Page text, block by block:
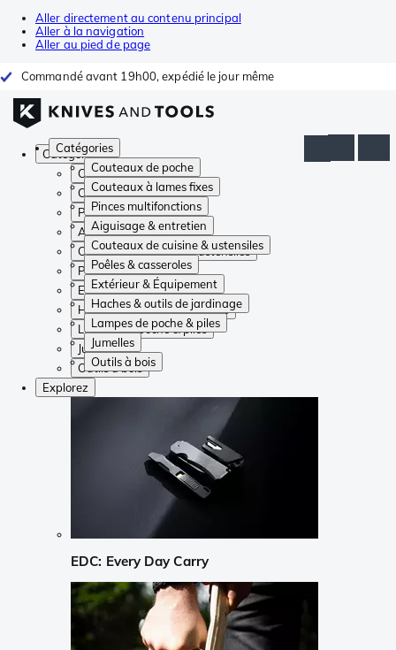
Aller directement au contenu principal
Aller à la navigation
Aller au pied de page
Commandé avant 19h00, expédié le jour même
Catégories
Couteaux de poche
Couteaux à lames fixes
Pinces multifonctions
Aiguisage & entretien
Couteaux de cuisine & ustensiles
Poêles & casseroles
Extérieur & Équipement
Haches & outils de jardinage
Lampes de poche & piles
Jumelles
Outils à bois
Catégories
Couteaux de poche
Couteaux à lames fixes
Pinces multifonctions
Aiguisage & entretien
Couteaux de cuisine & ustensiles
Poêles & casseroles
Extérieur & Équipement
Haches & outils de jardinage
Lampes de poche & piles
Jumelles
Outils à bois
Explorez
EDC: Every Day Carry